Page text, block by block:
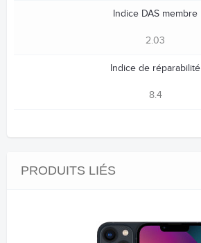
Indice DAS membre
2.03
Indice de réparabilité
8.4
PRODUITS LIÉS